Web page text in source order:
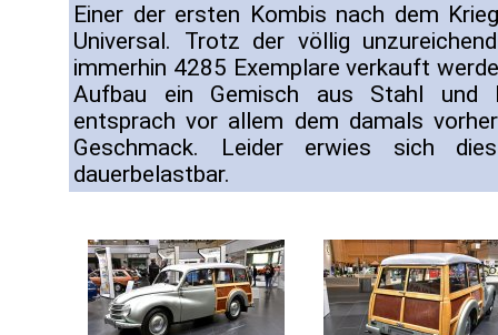
Einer der ersten Kombis nach dem
Universal. Trotz der völlig
immerhin 4285 Exemplare verkauft
Aufbau ein Gemisch aus Stahl und
entsprach vor allem dem damals
Geschmack. Leider erwies sich
dauerbelastbar.